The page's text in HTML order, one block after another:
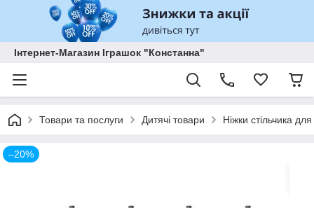
Інтернет-Магазин Іграшок "Констанна"
Товари та послуги Дитячі товари Ніжки стільчика
–20%